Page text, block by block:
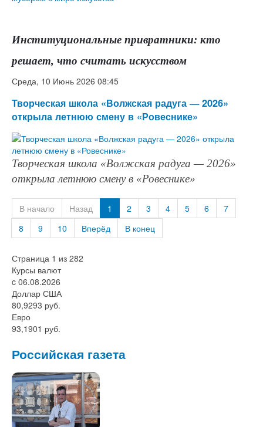
Институциональные привратники: кто
решает, что считать искусством
Среда, 10 Июнь 2026 08:45
Творческая школа «Волжская радуга — 2026»
открыла летнюю смену в «Ровеснике»
Творческая школа «Волжская радуга — 2026»
открыла летнюю смену в «Ровеснике»
В начало Назад 1 2 3 4 5 6
7
8
9 10 Вперёд В конец
Страница 1 из 282
Курсы валют
c 06.08.2026
Доллар США
80,9293 руб.
Евро
93,1901 руб.
Российская газета